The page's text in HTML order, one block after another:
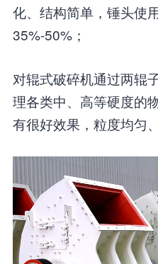
化、结构简单，锤头使
35%-50%；
对辊式破碎机通过两辊
理各类中、高等硬度的
有很好效果，粒度均匀